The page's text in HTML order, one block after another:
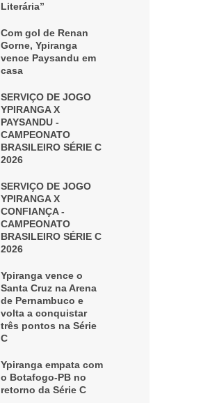
Literária”
Com gol de Renan
Gorne, Ypiranga
vence Paysandu em
casa
SERVIÇO DE JOGO
YPIRANGA X
PAYSANDU -
CAMPEONATO
BRASILEIRO SÉRIE C
2026
SERVIÇO DE JOGO
YPIRANGA X
CONFIANÇA -
CAMPEONATO
BRASILEIRO SÉRIE C
2026
Ypiranga vence o
Santa Cruz na Arena
de Pernambuco e
volta a conquistar
três pontos na Série
C
Ypiranga empata com
o Botafogo-PB no
retorno da Série C